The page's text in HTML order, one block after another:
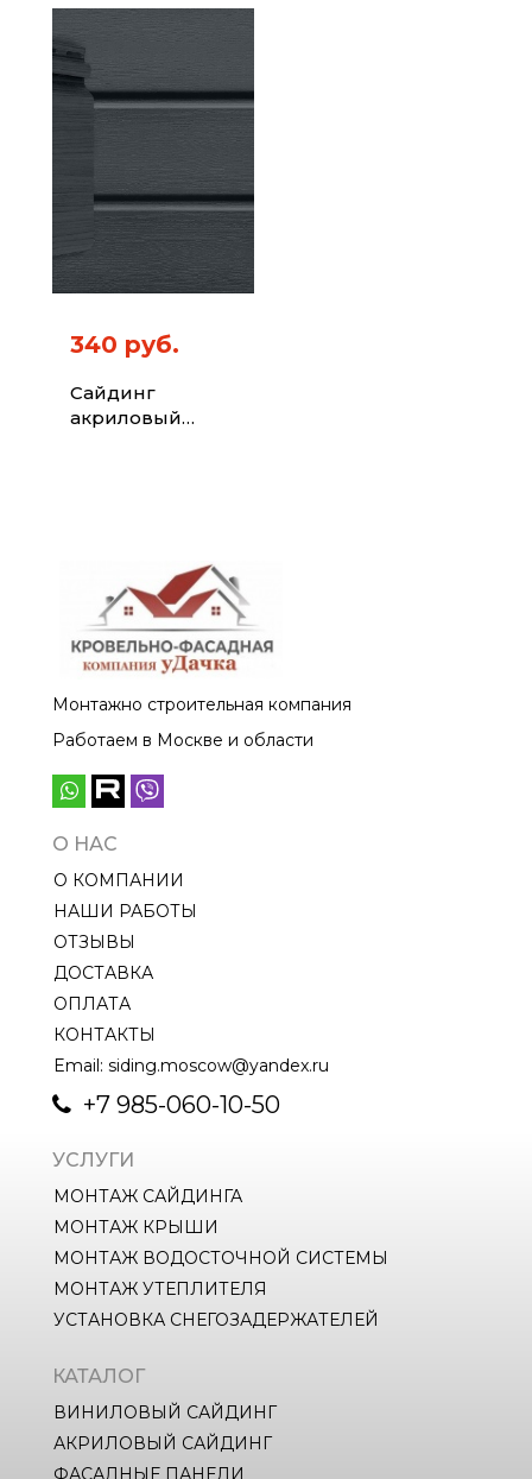
340 руб.
Сайдинг
акриловый
Монтажно строительная компания
Работаем в Москве и области
О НАС
О КОМПАНИИ
НАШИ РАБОТЫ
ОТЗЫВЫ
ДОСТАВКА
ОПЛАТА
КОНТАКТЫ
Email: siding.moscow@yandex.ru
+7 985-060-10-50
УСЛУГИ
МОНТАЖ САЙДИНГА
МОНТАЖ КРЫШИ
МОНТАЖ ВОДОСТОЧНОЙ СИСТЕМЫ
МОНТАЖ УТЕПЛИТЕЛЯ
УСТАНОВКА СНЕГОЗАДЕРЖАТЕЛЕЙ
КАТАЛОГ
ВИНИЛОВЫЙ САЙДИНГ
АКРИЛОВЫЙ САЙДИНГ
ФАСАДНЫЕ ПАНЕЛИ